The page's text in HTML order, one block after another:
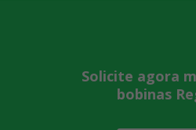
Solicite agora
bobinas